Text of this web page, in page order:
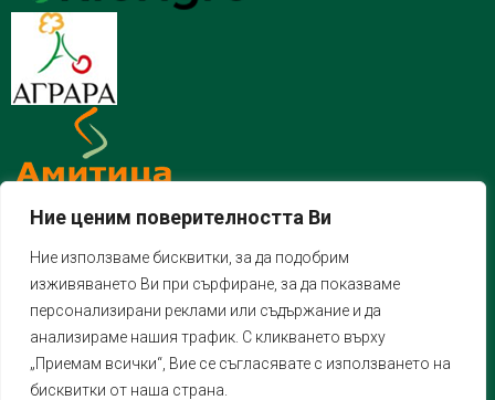
Ние ценим поверителността Ви
Ние използваме бисквитки, за да подобрим
изживяването Ви при сърфиране, за да показваме
персонализирани реклами или съдържание и да
анализираме нашия трафик. С кликването върху
„Приемам всички“, Вие се съгласявате с използването на
бисквитки от наша страна.